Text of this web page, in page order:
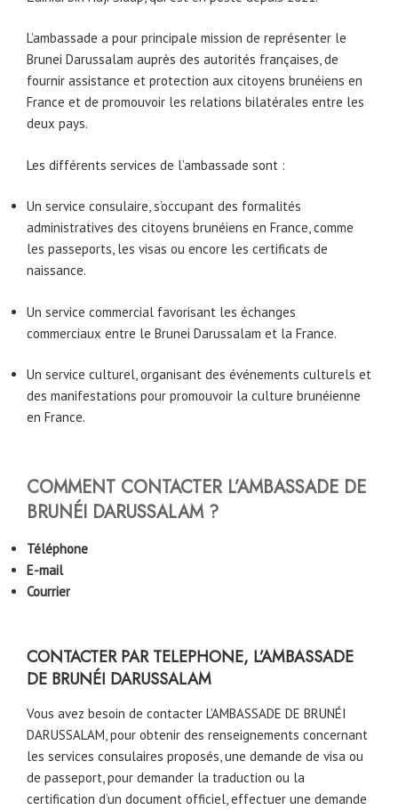
L’ambassade a pour principale mission de représenter le
Brunei Darussalam auprès des autorités françaises, de
fournir assistance et protection aux citoyens brunéiens en
France et de promouvoir les relations bilatérales entre les
deux pays.
Les différents services de l’ambassade sont :
Un service consulaire, s’occupant des formalités
administratives des citoyens brunéiens en France, comme
les passeports, les visas ou encore les certificats de
naissance.
Un service commercial favorisant les échanges
commerciaux entre le Brunei Darussalam et la France.
Un service culturel, organisant des événements culturels et
des manifestations pour promouvoir la culture brunéienne
en France.
COMMENT CONTACTER L’AMBASSADE DE
BRUNÉI DARUSSALAM ?
Téléphone
E-mail
Courrier
CONTACTER PAR TELEPHONE, L’AMBASSADE
DE BRUNÉI DARUSSALAM
Vous avez besoin de contacter L’AMBASSADE DE BRUNÉI
DARUSSALAM, pour obtenir des renseignements concernant
les services consulaires proposés, une demande de visa ou
de passeport, pour demander la traduction ou la
certification d’un document officiel, effectuer une demande